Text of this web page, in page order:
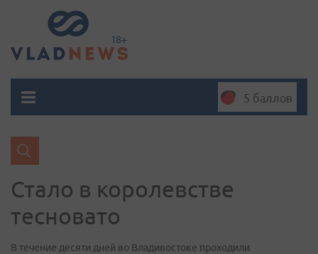
5 баллов
Стало в королевстве
тесновато
В течение десяти дней во Владивостоке проходили